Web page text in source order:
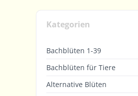
Kategorien
Bachblüten 1-39
Bachblüten für Tiere
Alternative Blüten